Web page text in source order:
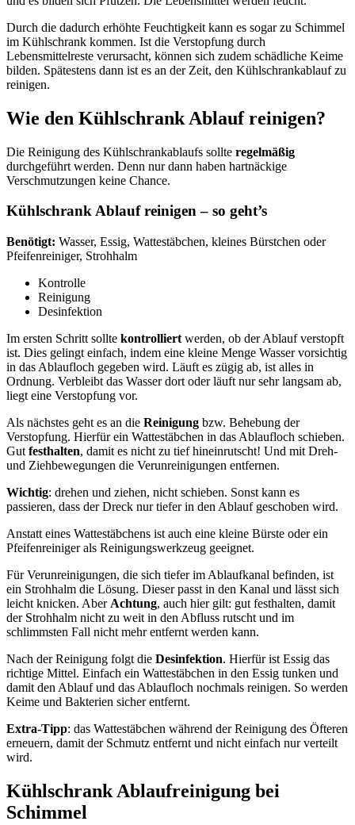
Durch die dadurch erhöhte Feuchtigkeit kann es sogar zu Schimmel
im Kühlschrank kommen. Ist die Verstopfung durch
Lebensmittelreste verursacht, können sich zudem schädliche Keime
bilden. Spätestens dann ist es an der Zeit, den Kühlschrankablauf zu
reinigen.
Wie den Kühlschrank Ablauf reinigen?
Die Reinigung des Kühlschrankablaufs sollte regelmäßig
durchgeführt werden. Denn nur dann haben hartnäckige
Verschmutzungen keine Chance.
Kühlschrank Ablauf reinigen – so geht’s
Benötigt: Wasser, Essig, Wattestäbchen, kleines Bürstchen oder
Pfeifenreiniger, Strohhalm
Kontrolle
Reinigung
Desinfektion
Im ersten Schritt sollte kontrolliert werden, ob der Ablauf verstopft
ist. Dies gelingt einfach, indem eine kleine Menge Wasser vorsichtig
in das Ablaufloch gegeben wird. Läuft es zügig ab, ist alles in
Ordnung. Verbleibt das Wasser dort oder läuft nur sehr langsam ab,
liegt eine Verstopfung vor.
Als nächstes geht es an die Reinigung bzw. Behebung der
Verstopfung. Hierfür ein Wattestäbchen in das Ablaufloch schieben.
Gut festhalten, damit es nicht zu tief hineinrutscht! Und mit Dreh-
und Ziehbewegungen die Verunreinigungen entfernen.
Wichtig: drehen und ziehen, nicht schieben. Sonst kann es
passieren, dass der Dreck nur tiefer in den Ablauf geschoben wird.
Anstatt eines Wattestäbchens ist auch eine kleine Bürste oder ein
Pfeifenreiniger als Reinigungswerkzeug geeignet.
Für Verunreinigungen, die sich tiefer im Ablaufkanal befinden, ist
ein Strohhalm die Lösung. Dieser passt in den Kanal und lässt sich
leicht knicken. Aber Achtung, auch hier gilt: gut festhalten, damit
der Strohhalm nicht zu weit in den Abfluss rutscht und im
schlimmsten Fall nicht mehr entfernt werden kann.
Nach der Reinigung folgt die Desinfektion. Hierfür ist Essig das
richtige Mittel. Einfach ein Wattestäbchen in den Essig tunken und
damit den Ablauf und das Ablaufloch nochmals reinigen. So werden
Keime und Bakterien sicher entfernt.
Extra-Tipp: das Wattestäbchen während der Reinigung des Öfteren
erneuern, damit der Schmutz entfernt und nicht einfach nur verteilt
wird.
Kühlschrank Ablaufreinigung bei
Schimmel